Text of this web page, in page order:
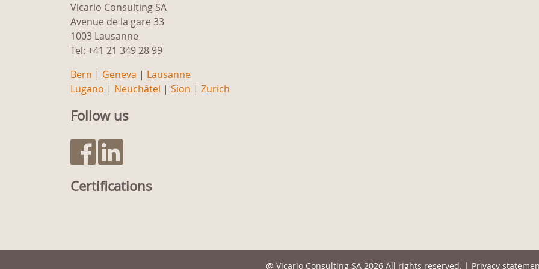
Vicario Consulting SA
Avenue de la gare 33
1003 Lausanne
Tel: +41 21 349 28 99
Bern | Geneva | Lausanne
Lugano | Neuchâtel | Sion | Zurich
Follow us
Certifications
@ Vicario Consulting SA2026 All rights reserved. | Privacy